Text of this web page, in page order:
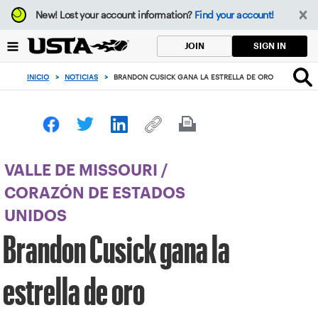
Enfoque
desde
botón
volver
principio
New!Lost your account information? Find your account!
JOIN SIGN IN
INICIO > NOTICIAS > BRANDON CUSICK GANA LA ESTRELLA DE ORO
VALLE DE MISSOURI
/
CORAZÓN DE ESTADOS
UNIDOS
Brandon Cusick gana la
estrella de oro